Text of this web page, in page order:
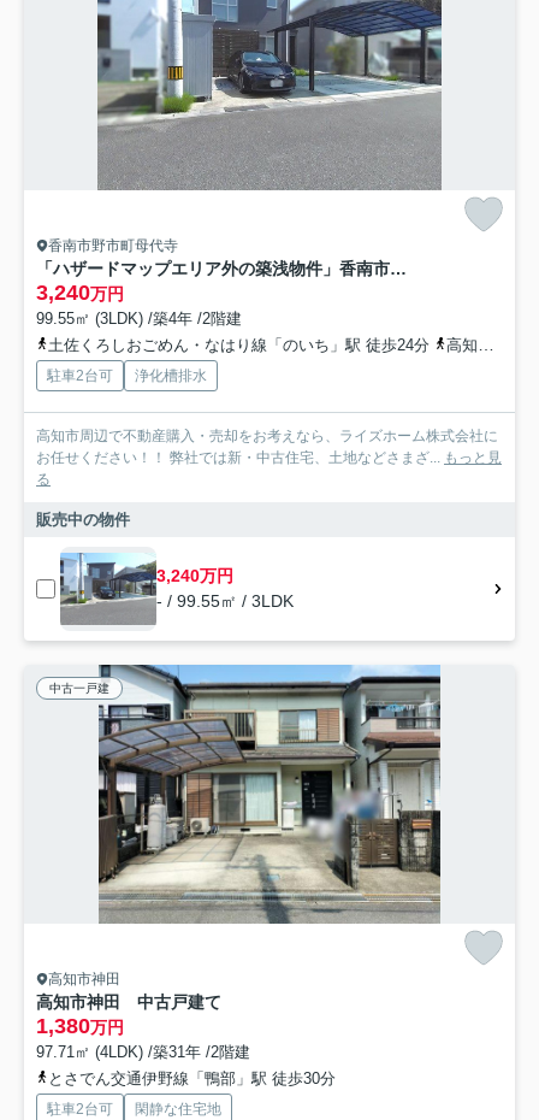
香南市野市町母代寺
「ハザードマップエリア外の築浅物件」香南市野市町母代寺 中古一戸建て
3,240万円
99.55㎡ (3LDK) /築4年 /2階建
土佐くろしおごめん・なはり線「のいち」駅 徒歩24分
高知県香南市「大日寺（高知県）」バス停下車 徒歩2分
駐車2台可 浄化槽排水
高知市周辺で不動産購入・売却をお考えなら、ライズホーム株式会社に
お任せください！！ 弊社では新・中古住宅、土地などさまざ... もっと見
る
販売中の物件
3,240万円
- / 99.55㎡ / 3LDK
中古一戸建
高知市神田
高知市神田 中古戸建て
1,380万円
97.71㎡ (4LDK) /築31年 /2階建
とさでん交通伊野線「鴨部」駅 徒歩30分
駐車2台可 閑静な住宅地